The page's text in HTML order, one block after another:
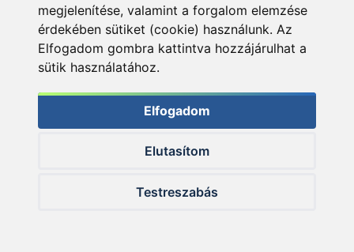
megjelenítése, valamint a forgalom elemzése
érdekében sütiket (cookie) használunk. Az
Elfogadom gombra kattintva hozzájárulhat a
sütik használatához.
Elfogadom
Elutasítom
Testreszabás